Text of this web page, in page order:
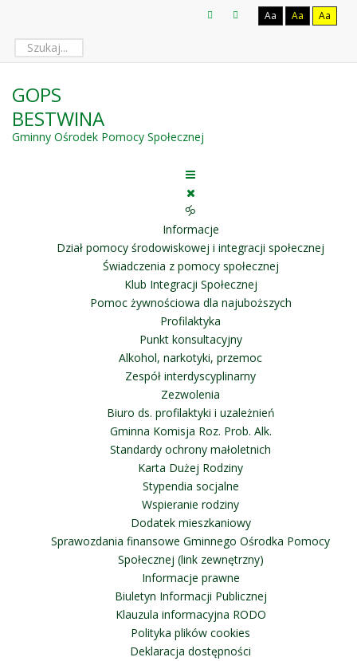
Aa Aa Aa
GOPS
BESTWINA
Gminny Ośrodek Pomocy Społecznej
🝰
Informacje
Dział pomocy środowiskowej i integracji społecznej
Świadczenia z pomocy społecznej
Klub Integracji Społecznej
Pomoc żywnościowa dla najuboższych
Profilaktyka
Punkt konsultacyjny
Alkohol, narkotyki, przemoc
Zespół interdyscyplinarny
Zezwolenia
Biuro ds. profilaktyki i uzależnień
Gminna Komisja Roz. Prob. Alk.
Standardy ochrony małoletnich
Karta Dużej Rodziny
Stypendia socjalne
Wspieranie rodziny
Dodatek mieszkaniowy
Sprawozdania finansowe Gminnego Ośrodka Pomocy
Społecznej (link zewnętrzny)
Informacje prawne
Biuletyn Informacji Publicznej
Klauzula informacyjna RODO
Polityka plików cookies
Deklaracja dostępności